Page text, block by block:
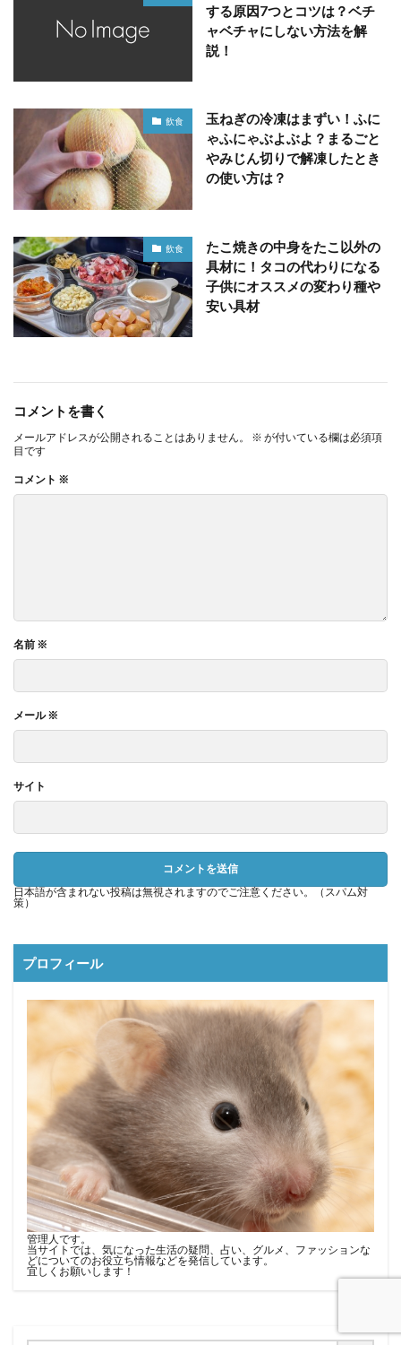
する原因7つとコツは？ベチ
ャベチャにしない方法を解
説！
飲食
玉ねぎの冷凍はまずい！ふに
ゃふにゃぶよぶよ？まるごと
やみじん切りで解凍したとき
の使い方は？
飲食
たこ焼きの中身をたこ以外の
具材に！タコの代わりになる
子供にオススメの変わり種や
安い具材
コメントを書く
メールアドレスが公開されることはありません。 ※ が付いている欄は必須項
目です
コメント ※
名前 ※
メール※
サイト
日本語が含まれない投稿は無視されますのでご注意ください。（スパム対
策）
プロフィール
管理人です。
当サイトでは、気になった生活の疑問、占い、グルメ、ファッションな
どについてのお役立ち情報などを発信しています。
宜しくお願いします！